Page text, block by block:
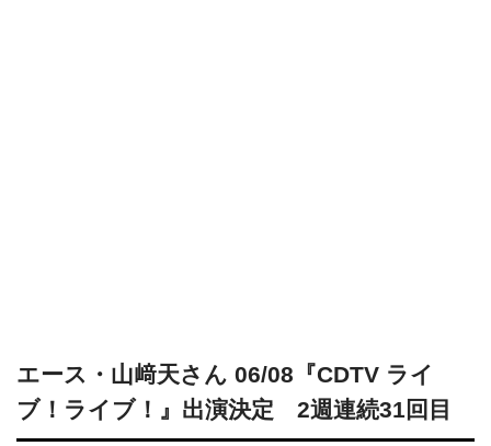
エース・山﨑天さん 06/08『CDTV ライ
ブ！ライブ！』出演決定 2週連続31回目